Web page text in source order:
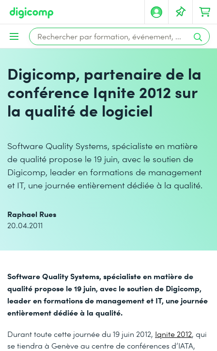
Digicomp, partenaire de la
conférence Iqnite 2012 sur
la qualité de logiciel
Software Quality Systems, spécialiste en matière
de qualité propose le 19 juin, avec le soutien de
Digicomp, leader en formations de management
et IT, une journée entièrement dédiée à la qualité.
Raphael Rues
20.04.2011
Software Quality Systems, spécialiste en matière de
qualité propose le 19 juin, avec le soutien de Digicomp,
leader en formations de management et IT, une journée
entièrement dédiée à la qualité.
Durant toute cette journée du 19 juin 2012, Iqnite 2012, qui
se tiendra à Genève au centre de conférences d’IATA,